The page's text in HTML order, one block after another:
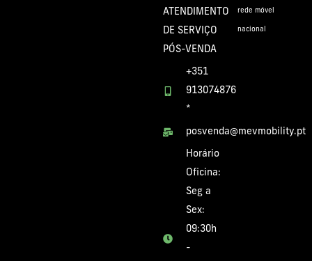
ATENDIMENTO
DE SERVIÇO
PÓS-VENDA
+351
913074876
*
posvenda@mevmobility.pt
Horário
Oficina:
Seg a
Sex:
09:30h
-
rede móvel
nacional